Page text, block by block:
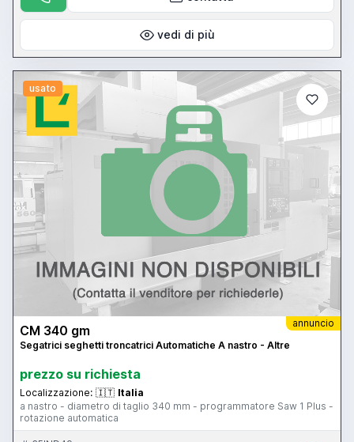
vedi di più
usato
annuncio
CM 340 gm
Segatrici seghetti troncatrici Automatiche A nastro - Altre
prezzo su richiesta
Localizzazione: 🇮🇹 Italia
a nastro - diametro di taglio 340 mm - programmatore Saw 1 Plus -
rotazione automatica